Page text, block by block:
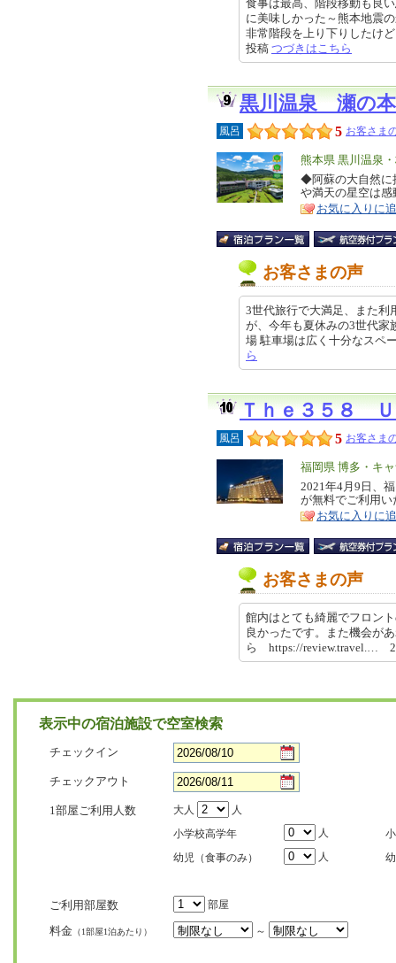
食事は最高、階段移動も良
に美味しかった～熊本地震
非常階段を上り下りしたけ
投稿 つづきはこちら
黒川温泉 瀬の
風呂 5 お客さま
エ
リ
ア
熊本県 黒川温泉
特
徴
◆阿蘇の大自然に
や満天の星空は
お気に入りに
お客さまの声
3世代旅行で大満足、また利
が、今年も夏休みの3世代家
場 駐車場は広く十分なス
ら
Ｔｈｅ３５８
風呂 5 お客さま
エ
リ
ア
福岡県 博多・キ
特
徴
2021年4月9日、
が無料でご利用い
お気に入りに
お客さまの声
館内はとても綺麗でフロン
良かったです。また機会が
ら https://review.travel.…
表示中の宿泊施設で空室検索
チェックイン
チェックアウト
1部屋ご利用人数 大人
人
小学校高学年
人
幼児（食事のみ）
人
ご利用部屋数 部屋
料金 （1部屋1泊あたり） ～